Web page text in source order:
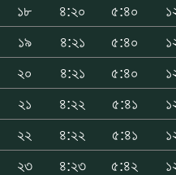
১৮
৪:২০ ৫:৪০
১৯
৪:২১ ৫:৪০
২০
৪:২১ ৫:৪০
২১
৪:২২ ৫:৪১
২২
৪:২২ ৫:৪১
২৩
৪:২৩ ৫:৪২